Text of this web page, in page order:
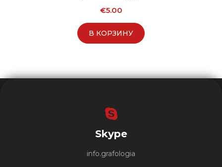
€5.00
В КОРЗИНУ
Skype
info.grafologia